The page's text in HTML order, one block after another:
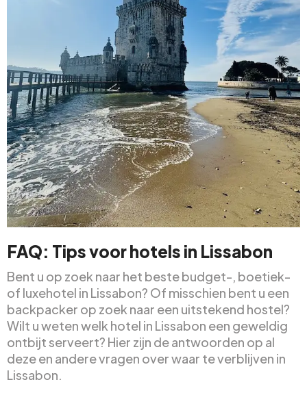
FAQ: Tips voor hotels in Lissabon
Bent u op zoek naar het beste budget-, boetiek-
of luxehotel in Lissabon? Of misschien bent u een
backpacker op zoek naar een uitstekend hostel?
Wilt u weten welk hotel in Lissabon een geweldig
ontbijt serveert? Hier zijn de antwoorden op al
deze en andere vragen over waar te verblijven in
Lissabon.